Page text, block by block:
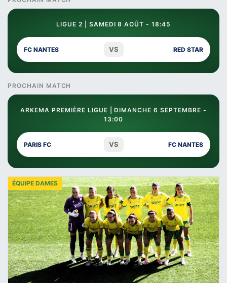
LIGUE 2 | SAMEDI 8 AOÛT - 18:45
FC NANTES VS RED STAR
PROCHAIN MATCH
ARKEMA PREMIÈRE LIGUE | DIMANCHE 6 SEPTEMBRE -
13:00
PARIS FC VS FC NANTES
ÉQUIPE DAMES